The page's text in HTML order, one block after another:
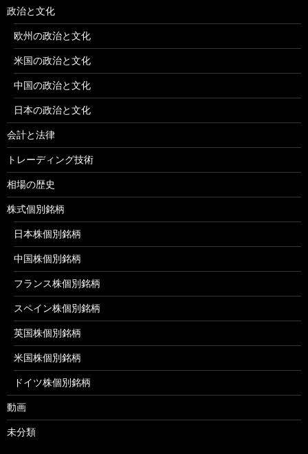
政治と文化
欧州の政治と文化
米国の政治と文化
中国の政治と文化
日本の政治と文化
会計と法律
トレーディング技術
相場の歴史
株式個別銘柄
日本株個別銘柄
中国株個別銘柄
フランス株個別銘柄
スペイン株個別銘柄
英国株個別銘柄
米国株個別銘柄
ドイツ株個別銘柄
動画
未分類